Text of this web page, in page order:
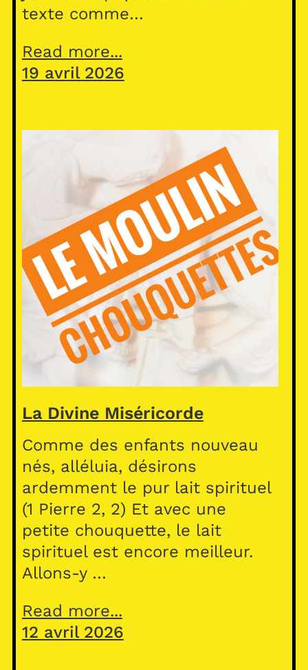
texte comme…
Read more...
19 avril 2026
La Divine Miséricorde
Comme des enfants nouveau
nés, alléluia, désirons
ardemment le pur lait spirituel
(1 Pierre 2, 2) Et avec une
petite chouquette, le lait
spirituel est encore meilleur.
Allons-y …
Read more...
12 avril 2026